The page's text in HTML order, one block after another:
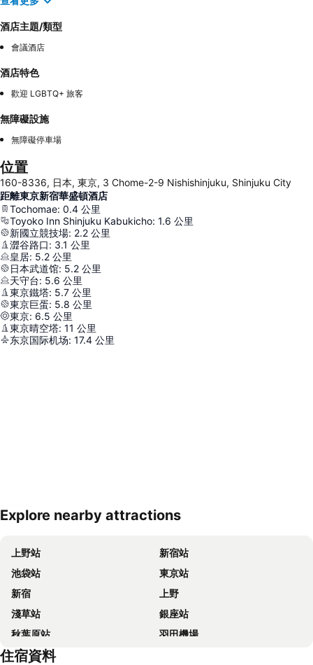
酒店主題/類型
會議酒店
酒店特色
歡迎 LGBTQ+ 旅客
無障礙設施
無障礙停車場
位置
160-8336, 日本, 東京, 3 Chome-2-9 Nishishinjuku, Shinjuku City
距離東京新宿華盛頓酒店
Tochomae: 0.4 公里
Toyoko Inn Shinjuku Kabukicho: 1.6 公里
新國立競技場: 2.2 公里
澀谷路口: 3.1 公里
皇居: 5.2 公里
日本武道馆: 5.2 公里
天守台: 5.6 公里
東京鐵塔: 5.7 公里
東京巨蛋: 5.8 公里
東京: 6.5 公里
東京晴空塔: 11 公里
东京国际机场: 17.4 公里
展開地圖
Explore nearby attractions
上野站
新宿站
池袋站
東京站
新宿
上野
淺草站
銀座站
秋葉原站
羽田機場
品川站
住宿資料